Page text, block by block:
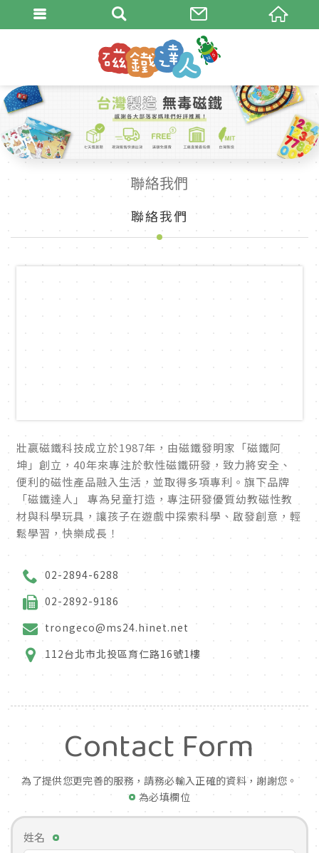
聯絡我們
聯絡我們
壯嬴磁鐵科技成立於1987年，由磁鐵發明家「磁鐵阿
坤」創立，40年來專注於軟性磁鐵研發，致力將安全、
便利的磁性產品融入生活，並取得多項專利。旗下品牌
「磁鐵達人」 專為兒童打造，專注研發優質幼教磁性教
材與科學玩具，讓孩子在遊戲中探索科學、啟發創意，輕
鬆學習，快樂成長！
02-2894-6288
02-2892-9186
trongeco@ms24.hinet.net
112台北市北投區育仁路16號1樓
Contact Form
為了提供您更完善的服務，請務必輸入正確的資料，謝謝您。
為必填欄位
姓名